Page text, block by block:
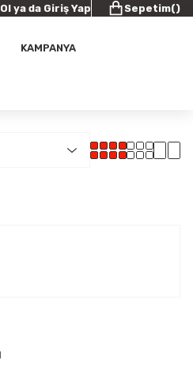
ya da Giriş Yap Sepetim()
KAMPANYA